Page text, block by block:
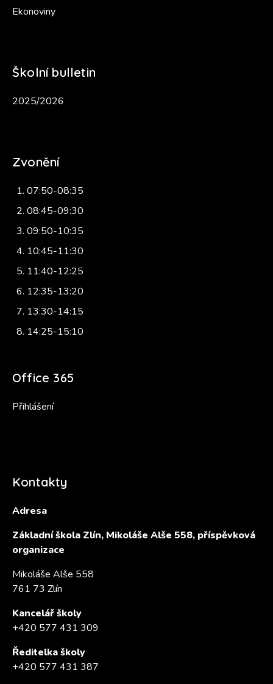
Ekonoviny
Školní bulletin
2025/2026
Zvonění
07:50-08:35
08:45-09:30
09:50-10:35
10:45-11:30
11:40-12:25
12:35-13:20
13:30-14:15
14:25-15:10
Office 365
Přihlášení
Kontakty
Adresa
Základní škola Zlín, Mikoláše Alše 558, příspěvková
organizace
Mikoláše Alše 558
761 73 Zlín
Kancelář školy
+420 577 431 309
Ředitelka školy
+420 577 431 387